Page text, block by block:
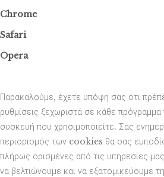
Chrome
Safari
Opera
Παρακαλούμε, έχετε υπόψη σας ότι
ρυθμίσεις ξεχωριστά σε κάθε
συσκευή που χρησιμοποιείτε. Σας
περιορισμός των cookies θα σας
πλήρως ορισμένες από τις υπηρεσίες
να βελτιώνουμε και να εξατομικεύουμε